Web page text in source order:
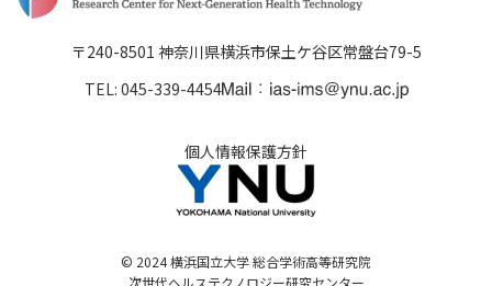
〒240-8501 神奈川県横浜市保土ケ谷区常盤台79-5
TEL: 045-339-4454
個人情報保護方針
© 2024 横浜国立大学 総合学術高等研究院